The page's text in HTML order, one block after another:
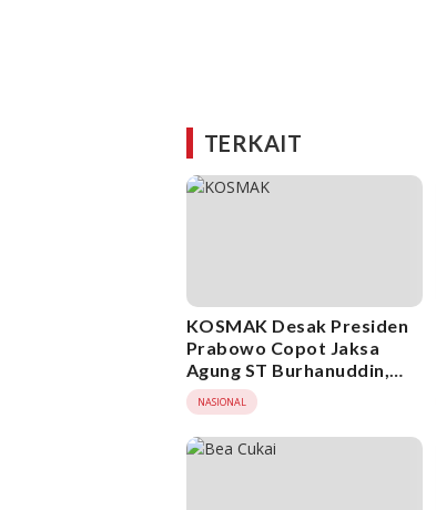
TERKAIT
KOSMAK Desak Presiden
Prabowo Copot Jaksa
Agung ST Burhanuddin,
Minta KPK Ambil Alih
Kasus Febrie Adriansyah
NASIONAL